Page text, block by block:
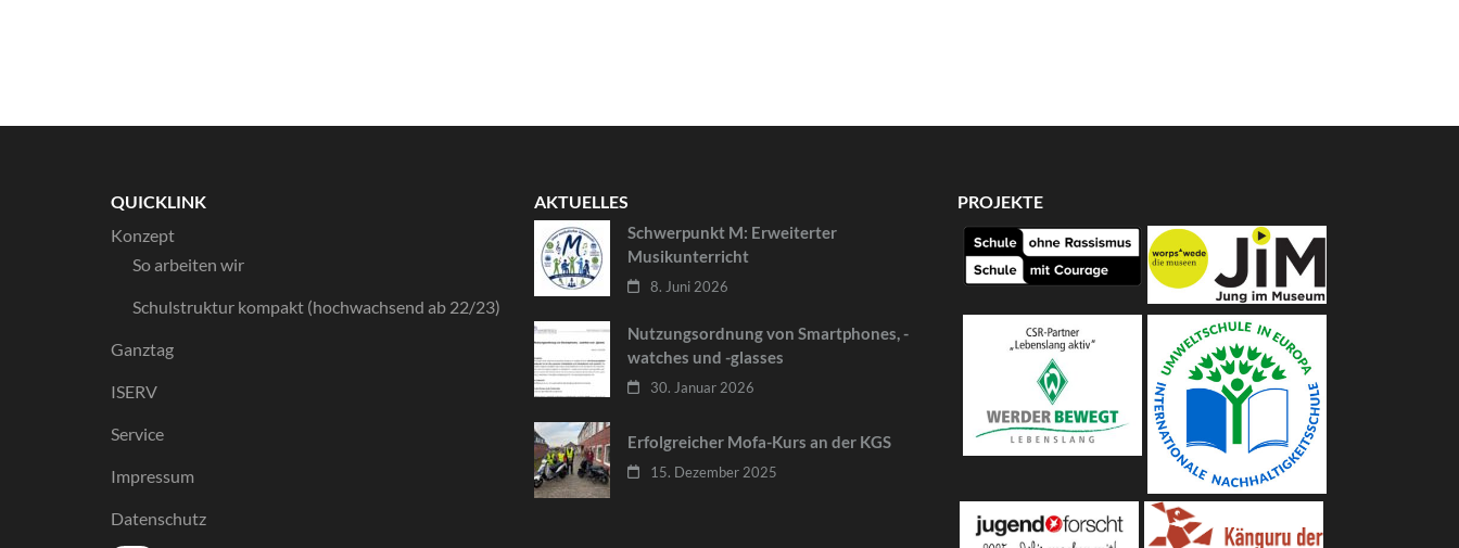
QUICKLINK
Konzept
So arbeiten wir
Schulstruktur kompakt (hochwachsend ab 22/23)
Ganztag
ISERV
Service
Impressum
Datenschutz
AKTUELLES
Schwerpunkt M: Erweiterter
Musikunterricht
8. Juni 2026
Nutzungsordnung von Smartphones, -
watches und -glasses
30. Januar 2026
Erfolgreicher Mofa-Kurs an der KGS
15. Dezember 2025
PROJEKTE